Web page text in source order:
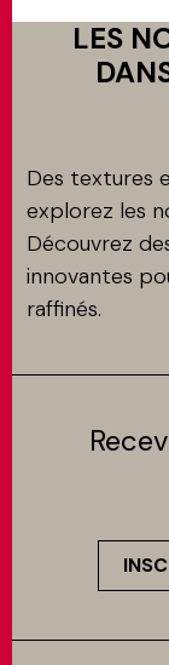
LES
Des textures
explorez les
Découvrez
innovantes
raffinés.